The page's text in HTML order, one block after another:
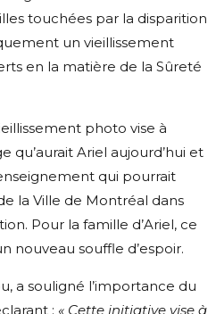
touchées par la disparition
un vieillissement
en la matière de la Sûreté
photo vise à
qu’aurait Ariel aujourd’hui et
qui pourrait
la Ville de Montréal dans
Pour la famille d’Ariel, ce
nouveau souffle d’espoir.
a souligné l’importance du
: « Cette initiative vise à